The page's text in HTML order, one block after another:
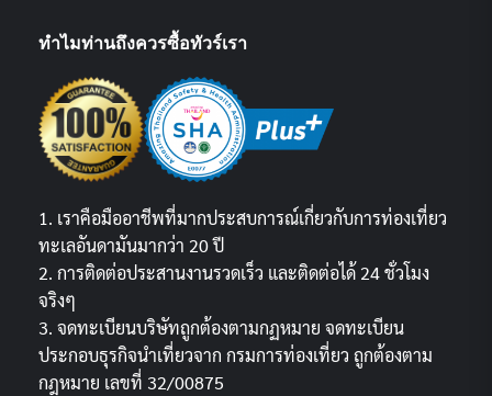
ทำไมท่านถึงควรซื้อทัวร์เรา
1. เราคือมืออาชีพที่มากประสบการณ์เกี่ยวกับการท่องเที่ยว
ทะเลอันดามันมากว่า 20 ปี
2. การติดต่อประสานงานรวดเร็ว และติดต่อได้ 24 ชั่วโมง
จริงๆ
3. จดทะเบียนบริษัทถูกต้องตามกฏหมาย จดทะเบียน
ประกอบธุรกิจนำเที่ยวจาก กรมการท่องเที่ยว ถูกต้องตาม
กฎหมาย เลขที่ 32/00875